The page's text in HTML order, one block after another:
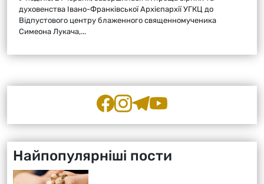
духовенства Івано-Франківської Архієпархії УГКЦ до
Відпустового центру блаженного священномученика
Симеона Лукача,...
Найпопулярніші пости